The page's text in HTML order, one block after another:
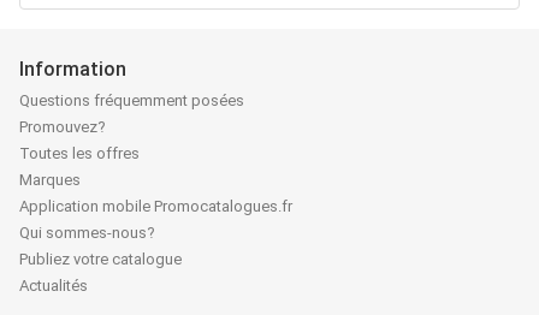
Information
Questions fréquemment posées
Promouvez?
Toutes les offres
Marques
Application mobile Promocatalogues.fr
Qui sommes-nous?
Publiez votre catalogue
Actualités